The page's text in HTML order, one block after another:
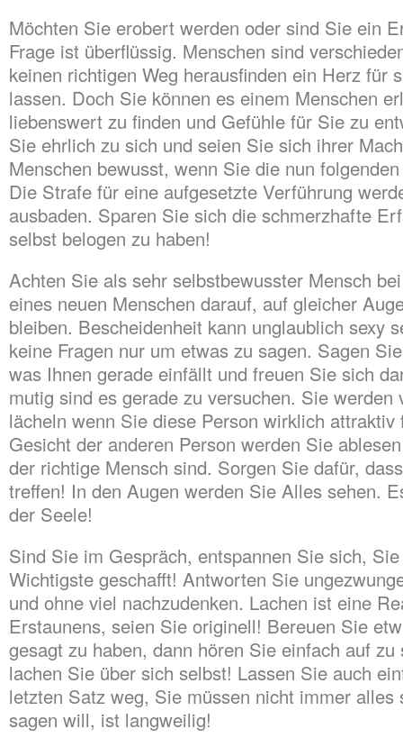
Möchten Sie erobert werden oder sind Sie ein
Frage ist überflüssig. Menschen sind
keinen richtigen Weg herausfinden ein Herz für
lassen. Doch Sie können es einem Menschen
liebenswert zu finden und Gefühle für Sie zu
Sie ehrlich zu sich und seien Sie sich ihrer
Menschen bewusst, wenn Sie die nun
Die Strafe für eine aufgesetzte Verführung
ausbaden. Sparen Sie sich die schmerzhafte
selbst belogen zu haben!
Achten Sie als sehr selbstbewusster Mensch
eines neuen Menschen darauf, auf gleicher
bleiben. Bescheidenheit kann unglaublich sexy
keine Fragen nur um etwas zu sagen. Sagen
was Ihnen gerade einfällt und freuen Sie sich
mutig sind es gerade zu versuchen. Sie werden
lächeln wenn Sie diese Person wirklich attraktiv
Gesicht der anderen Person werden Sie
der richtige Mensch sind. Sorgen Sie dafür,
treffen! In den Augen werden Sie Alles sehen.
der Seele!
Sind Sie im Gespräch, entspannen Sie sich,
Wichtigste geschafft! Antworten Sie
und ohne viel nachzudenken. Lachen ist eine
Erstaunens, seien Sie originell! Bereuen Sie
gesagt zu haben, dann hören Sie einfach auf zu
lachen Sie über sich selbst! Lassen Sie auch
letzten Satz weg, Sie müssen nicht immer alles
sagen will, ist langweilig!